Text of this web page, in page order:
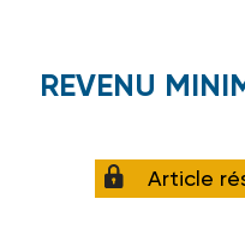
REVENU
Article